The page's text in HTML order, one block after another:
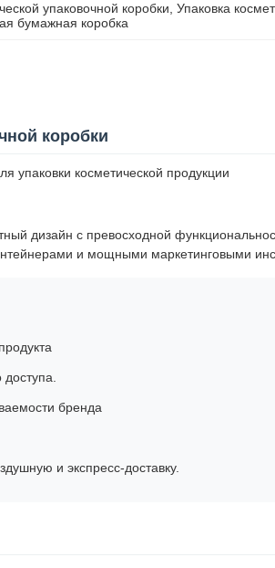
упаковочной коробки Упаковка
бумажная коробка
коробки
упаковки косметической продукции
дизайн с превосходной
и мощными маркетинговыми
бренда
и экспресс-доставку.